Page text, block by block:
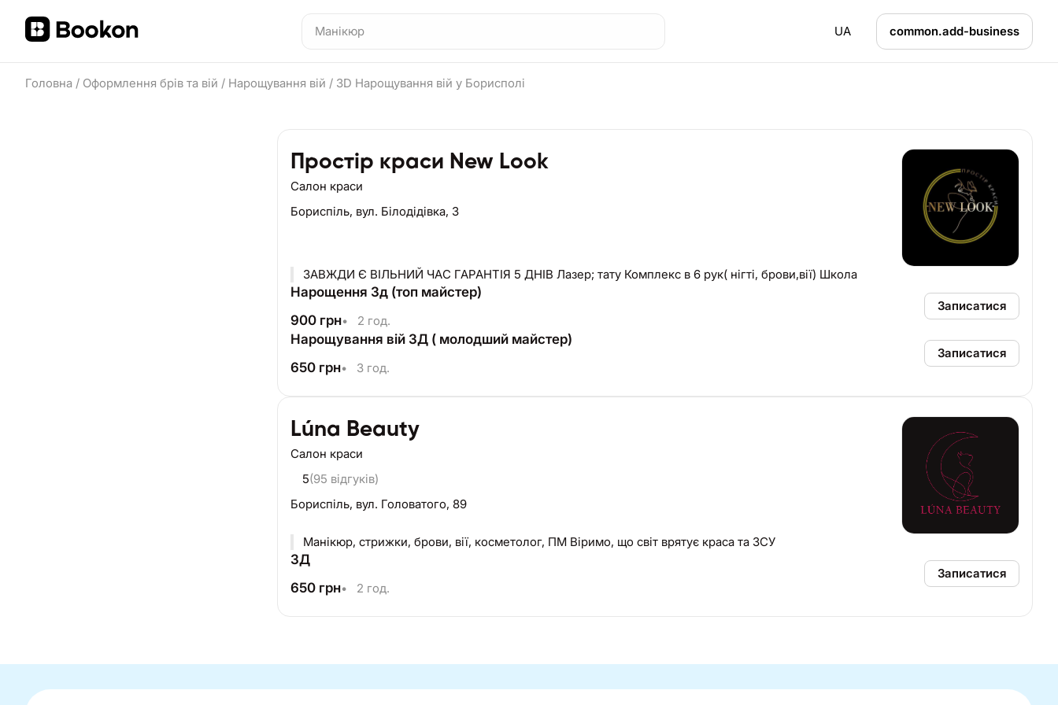
UA common.add-business
Головна / Оформлення брів та вій / Нарощування вій / 3D Нарощування вій у Борисполі
Простір краси New Look
Салон краси
Бориспіль, вул. Білодідівка, 3
ЗАВЖДИ Є ВІЛЬНИЙ ЧАС ГАРАНТІЯ 5 ДНІВ Лазер; тату Комплекс в 6 рук( нігті, брови,вії) Школа
Нарощення 3д (топ майстер)
900 грн• 2 год.
Записатися
Нарощування вій 3Д ( молодший майстер)
650 грн• 3 год.
Записатися
Lúna Beauty
Салон краси
5(95 відгуків)
Бориспіль, вул. Головатого, 89
Манікюр, стрижки, брови, вії, косметолог, ПМ Віримо, що світ врятує краса та ЗСУ
ЗД
650 грн• 2 год.
Записатися